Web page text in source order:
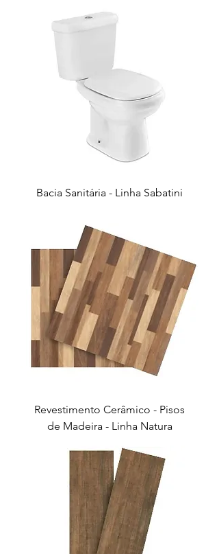
Bacia Sanitária - Linha Sabatini
Revestimento Cerâmico - Pisos
de Madeira - Linha Natura